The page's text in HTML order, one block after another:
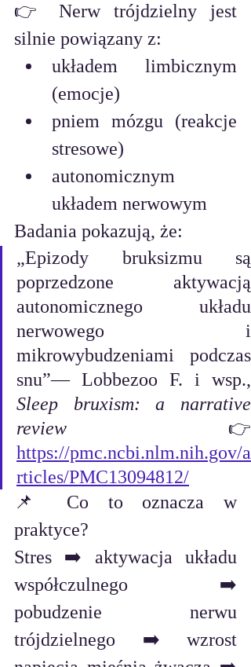
👉 Nerw trójdzielny jest
silnie powiązany z:
układem limbicznym
(emocje)
pniem mózgu (reakcje
stresowe)
autonomicznym
układem nerwowym
Badania pokazują, że:
„Epizody bruksizmu są
poprzedzone aktywacją
autonomicznego układu
nerwowego i
mikrowybudzeniami podczas
Sleep bruxism: a narrative
review
https://pmc.ncbi.nlm.nih.gov/a
rticles/PMC13094812/
📌 Co to oznacza w
praktyce?
Stres ➡️ aktywacja układu
współczulnego ➡️
pobudzenie nerwu
trójdzielnego ➡️ wzrost